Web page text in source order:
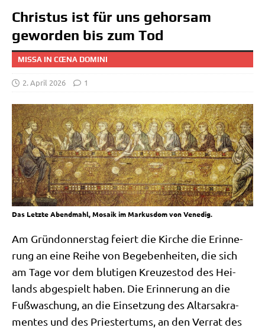
Christus ist für uns gehorsam
geworden bis zum Tod
MISSA IN CŒNA DOMINI
2. April 2026 1
Das Letzte Abendmahl, Mosaik im Markusdom von Venedig.
Am Grün­don­ners­tag fei­ert die Kir­che die Erin­ne­
rung an eine Rei­he von Bege­ben­hei­ten, die sich
am Tage vor dem blu­ti­gen Kreu­zes­tod des Hei­
lands abge­spielt haben. Die Erin­ne­rung an die
Fuß­wa­schung, an die Ein­set­zung des Altar­sa­kra­
men­tes und des Prie­ster­tums, an den Ver­rat des